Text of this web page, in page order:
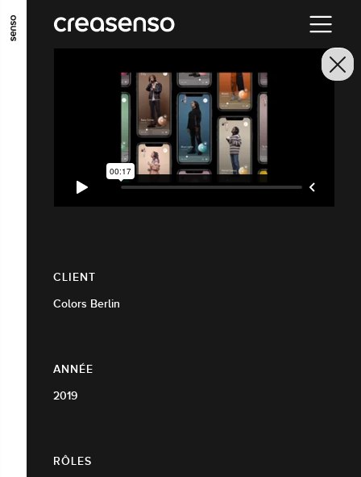
ALLER AU CONTENU PRINCIPAL
ALLER EN BAS DE PAGE
CLIENT
Colors Berlin
ANNÉE
2019
RÔLES